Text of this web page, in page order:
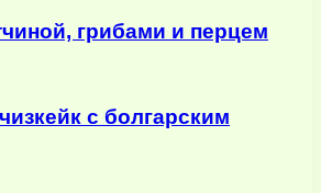
грибами и перцем
с болгарским